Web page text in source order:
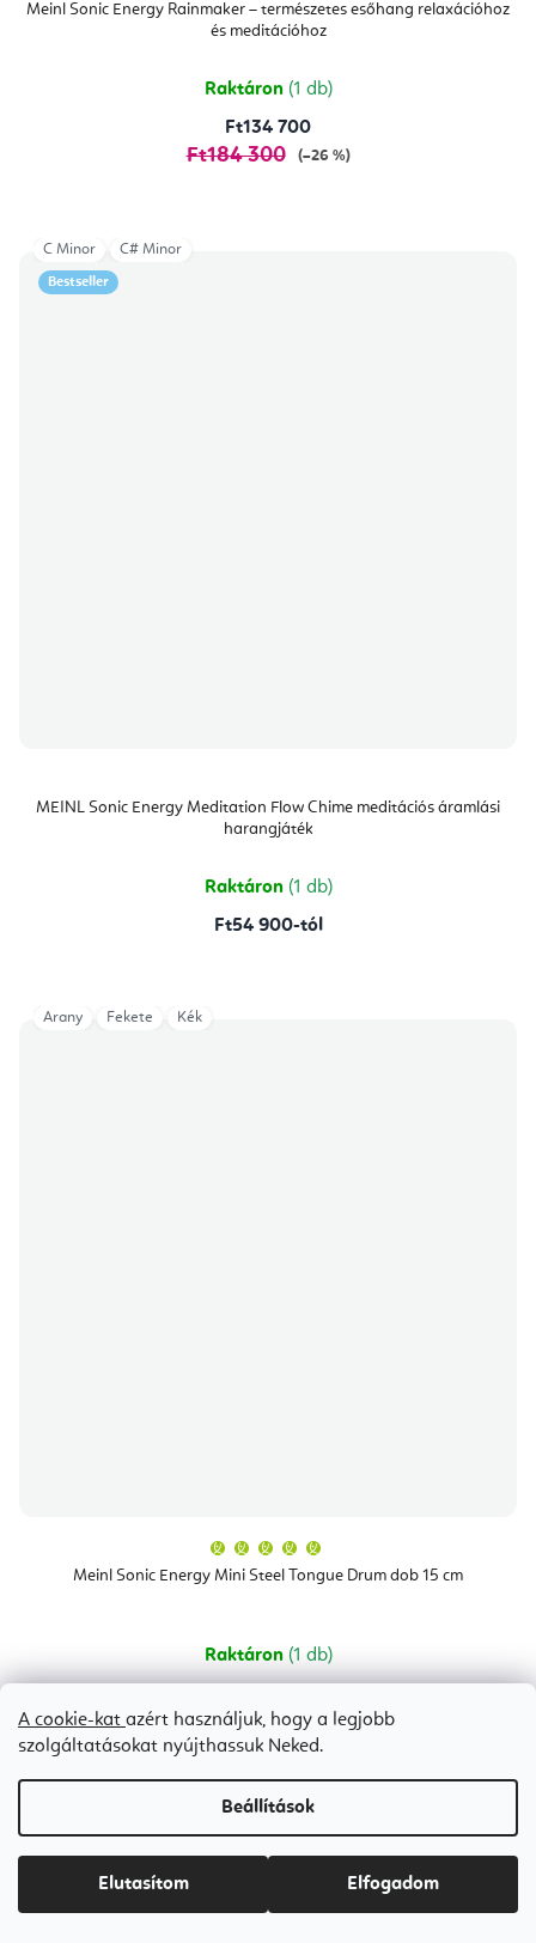
A cookie-kat azért használjuk, hogy a legjobb
szolgáltatásokat nyújthassuk Neked.
Beállítások
Elutasítom Elfogadom
Meinl Sonic Energy Rainmaker – természetes esőhang relaxációhoz
és meditációhoz
Raktáron (1 db)
Ft134 700
Ft184 300 (–26 %)
Bestseller
MEINL Sonic Energy Meditation Flow Chime meditációs áramlási
harangjáték
Raktáron (1 db)
Ft54 900-tól
C Minor C# Minor
Meinl Sonic Energy Mini Steel Tongue Drum dob 15 cm
átlagos
értékelése
csillag.
Raktáron (1 db)
Arany Fekete Kék
L S